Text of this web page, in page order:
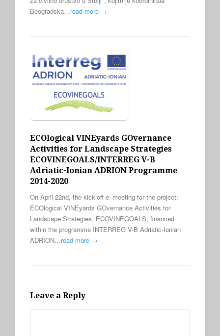
Beogradska…read more →
ECOlogical VINEyards GOvernance
Activities for Landscape Strategies
ECOVINEGOALS/INTERREG V-B
Adriatic-Ionian ADRION Programme
2014-2020
Οn April 22nd, the kick-off e–meeting for the project:
ECOlogical VINEyards GOvernance Activities for
Landscape Strategies, ECOVINEGOALS, financed
within the programme INTERREG V-B Adriatic-Ionian
ADRION…read more →
Leave a Reply